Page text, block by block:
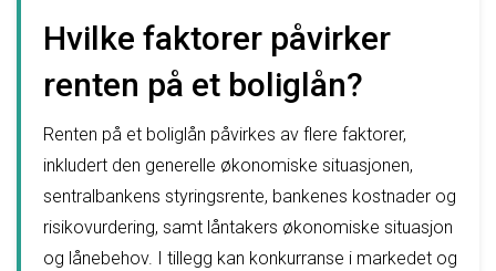
Hvilke faktorer påvirker
renten på et boliglån?
Renten på et boliglån påvirkes av flere faktorer,
inkludert den generelle økonomiske situasjonen,
sentralbankens styringsrente, bankenes kostnader og
risikovurdering, samt låntakers økonomiske situasjon
og lånebehov. I tillegg kan konkurranse i markedet og